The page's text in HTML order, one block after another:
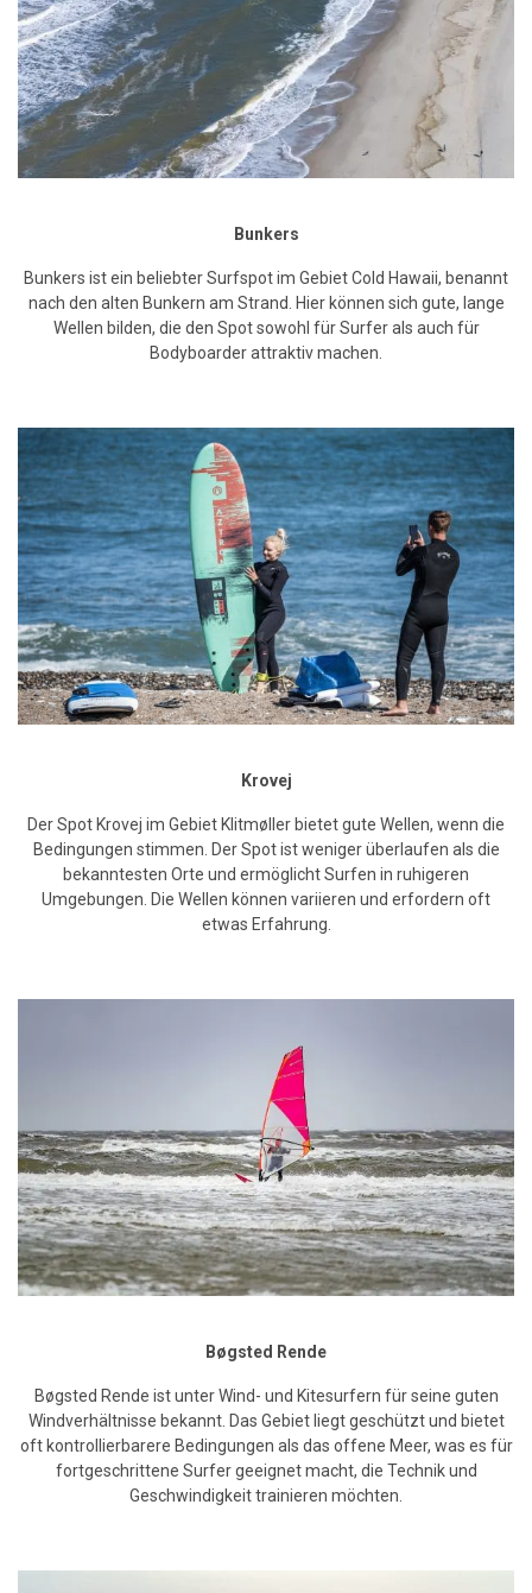
Bunkers
Bunkers ist ein beliebter Surfspot im Gebiet Cold Hawaii, benannt
nach den alten Bunkern am Strand. Hier können sich gute, lange
Wellen bilden, die den Spot sowohl für Surfer als auch für
Bodyboarder attraktiv machen.
Krovej
Der Spot Krovej im Gebiet Klitmøller bietet gute Wellen, wenn die
Bedingungen stimmen. Der Spot ist weniger überlaufen als die
bekanntesten Orte und ermöglicht Surfen in ruhigeren
Umgebungen. Die Wellen können variieren und erfordern oft
etwas Erfahrung.
Bøgsted Rende
Bøgsted Rende ist unter Wind- und Kitesurfern für seine guten
Windverhältnisse bekannt. Das Gebiet liegt geschützt und bietet
oft kontrollierbarere Bedingungen als das offene Meer, was es für
fortgeschrittene Surfer geeignet macht, die Technik und
Geschwindigkeit trainieren möchten.